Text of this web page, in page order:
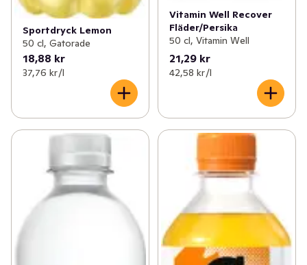
Sportdryck Lemon
50 cl, Gatorade
18,88 kr
37,76 kr /l
Vitamin Well Recover
Fläder/Persika
50 cl, Vitamin Well
21,29 kr
42,58 kr /l